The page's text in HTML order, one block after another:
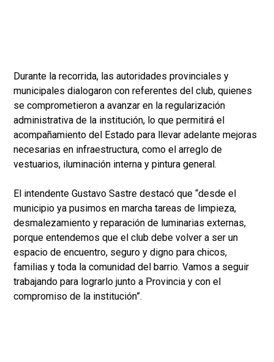
Durante la recorrida, las autoridades provinciales y
municipales dialogaron con referentes del club, quienes
se comprometieron a avanzar en la regularización
administrativa de la institución, lo que permitirá el
acompañamiento del Estado para llevar adelante mejoras
necesarias en infraestructura, como el arreglo de
vestuarios, iluminación interna y pintura general.
El intendente Gustavo Sastre destacó que “desde el
municipio ya pusimos en marcha tareas de limpieza,
desmalezamiento y reparación de luminarias externas,
porque entendemos que el club debe volver a ser un
espacio de encuentro, seguro y digno para chicos,
familias y toda la comunidad del barrio. Vamos a seguir
trabajando para lograrlo junto a Provincia y con el
compromiso de la institución”.